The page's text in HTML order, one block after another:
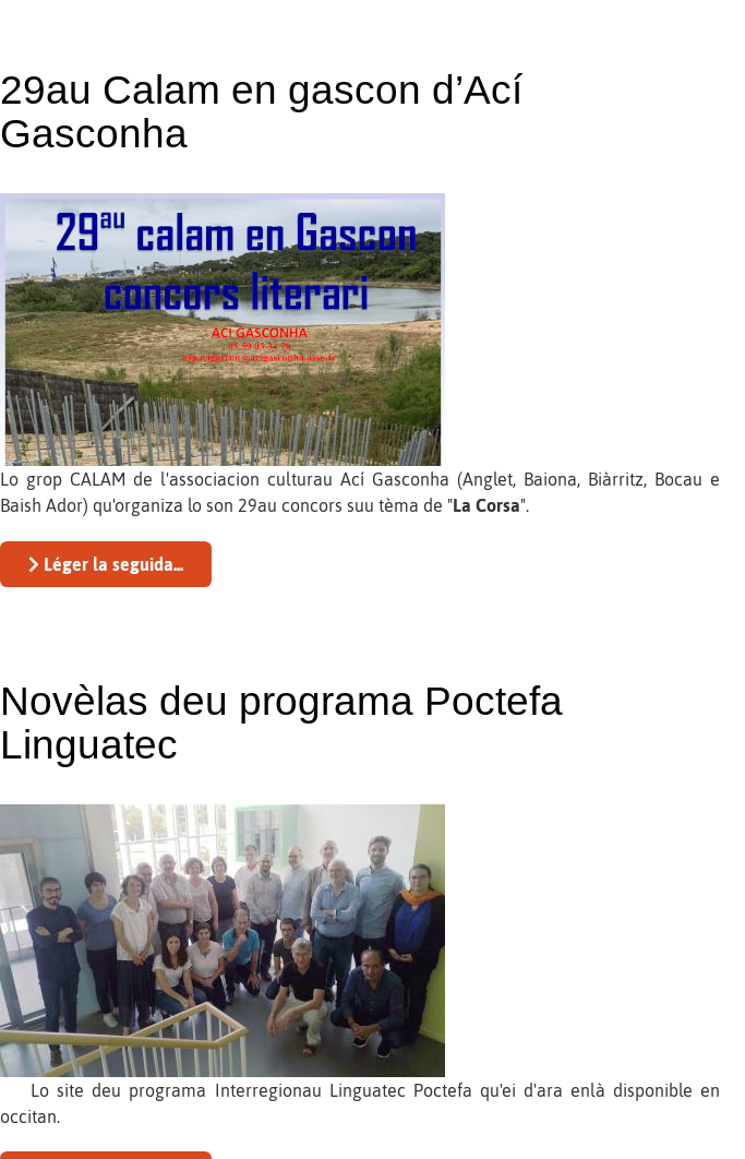
29au Calam en gascon d’Ací
Gasconha
Lo grop CALAM de l'associacion culturau Ací Gasconha (Anglet, Baiona, Biàrritz, Bocau e
Baish Ador) qu'organiza lo son 29au concors suu tèma de "La Corsa".
Léger la seguida...
Novèlas deu programa Poctefa
Linguatec
Lo site deu programa Interregionau Linguatec Poctefa​ qu'ei d'ara enlà disponible en
occitan.